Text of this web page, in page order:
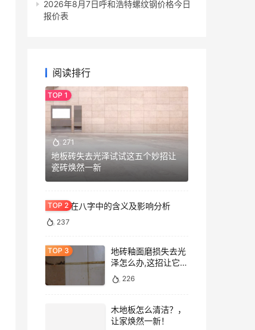
2026年8月7日呼和浩特螺纹钢价格今日
报价表
阅读排行
271
地板砖失去光泽试试这五个妙招让
瓷砖焕然一新
七杀格在八字中的含义及影响分析
237
地砖釉面磨损失去光
泽怎么办,这招让它重
焕光泽!
226
木地板怎么清洁？，
让家焕然一新！